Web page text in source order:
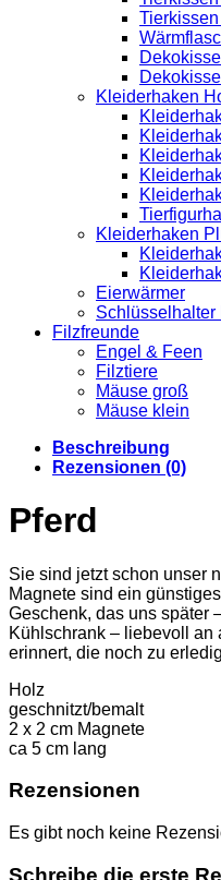
Kleiderhaken
Kleiderhaken
Eierwärmer
Schlüsselhalter
Filzfreunde
Engel & Feen
Filztiere
Mäuse groß
Mäuse klein
Beschreibung
Rezensionen (0)
Pferd
Sie sind jetzt schon unser
Magnete sind ein
Geschenk, das uns später
Kühlschrank – liebevoll
erinnert, die noch zu
Holz
geschnitzt/bemalt
2 x 2 cm Magnete
ca 5 cm lang
Rezensionen
Es gibt noch keine
Schreibe die erste